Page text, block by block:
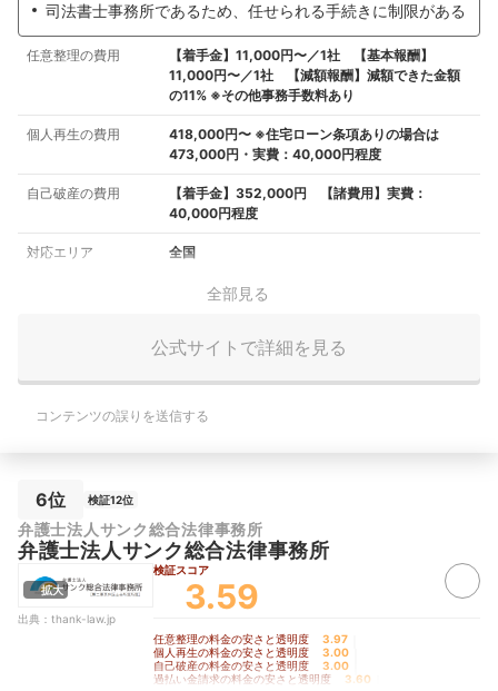
司法書士事務所であるため、任せられる手続きに制限がある
任意整理の費用
【着手金】11,000円〜／1社 【基本報酬】
11,000円〜／1社 【減額報酬】減額できた金額
の11% ※その他事務手数料あり
個人再生の費用
418,000円〜 ※住宅ローン条項ありの場合は
473,000円・実費：40,000円程度
自己破産の費用
【着手金】352,000円 【諸費用】実費：
40,000円程度
対応エリア 全国
全部見る
公式サイトで詳細を見る
コンテンツの誤りを送信する
6位 検証12位
弁護士法人サンク総合法律事務所
弁護士法人サンク総合法律事務所
拡大
出典： thank-law.jp
検証スコア
3.59
任意整理の料金の安さと透明度 3.97
個人再生の料金の安さと透明度 3.00
自己破産の料金の安さと透明度 3.00
過払い金請求の料金の安さと透明度 3.60